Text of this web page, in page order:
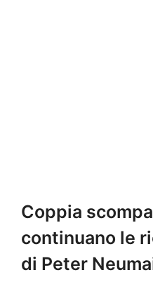
Coppia
continuano le
di Peter